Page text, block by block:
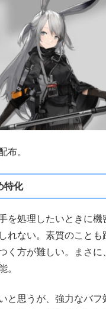
布。
特化
を処理したいときに機
れない。素質のことも
く方が難しい。まさに
。
と思うが、強力なバフ